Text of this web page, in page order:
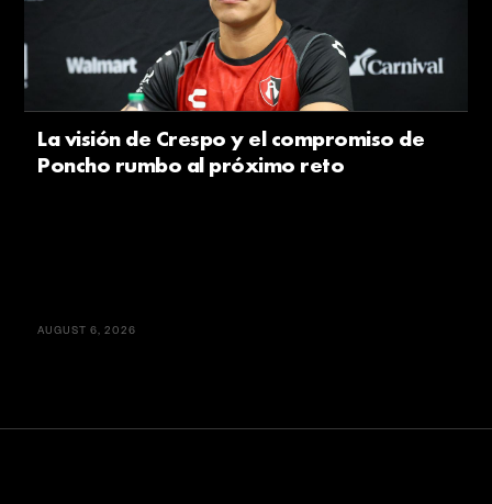
La visión de Crespo y el compromiso de
Poncho rumbo al próximo reto
AUGUST 6, 2026